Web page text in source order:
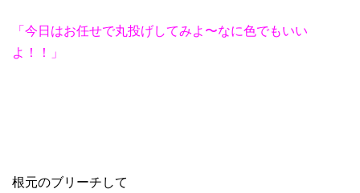
「今日はお任せで丸投げしてみよ〜なに色でもいい
よ！！」
根元のブリーチして